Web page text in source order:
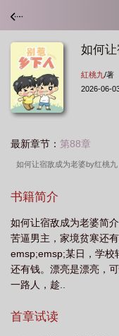
如何
紅桃九/著
2026-06-
最新章节： 第88章
如何让宿敌成为老婆by红桃九
可能成为妻子
成 宿敌分化成了omega怎
何 如何让宿敌成为老婆百
为老婆红桃九txt 宿敌变妻
阅读 设置宿敌
书籍简介
如何让宿敌成为老婆简
苦逼男主，家境贫寒还
emsp;emsp;某日，学校
还有钱。漂亮是漂亮，
一路人，趁..
首章试读